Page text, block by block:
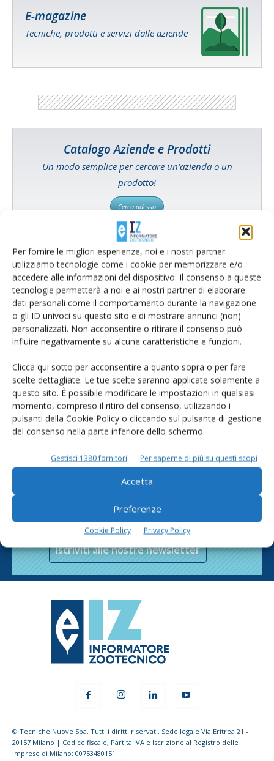
Per fornire le migliori esperienze, noi e i nostri partner
utilizziamo tecnologie come i cookie per memorizzare e/o
accedere alle informazioni del dispositivo. Il consenso a queste
tecnologie permetterà a noi e ai nostri partner di elaborare
dati personali come il comportamento durante la navigazione
o gli ID univoci su questo sito e di mostrare annunci (non)
personalizzati. Non acconsentire o ritirare il consenso può
influire negativamente su alcune caratteristiche e funzioni.
Clicca qui sotto per acconsentire a quanto sopra o per fare
scelte dettagliate. Le tue scelte saranno applicate solamente a
questo sito. È possibile modificare le impostazioni in qualsiasi
momento, compreso il ritiro del consenso, utilizzando i
pulsanti della Cookie Policy o cliccando sul pulsante di gestione
del consenso nella parte inferiore dello schermo.
Gestisci 1380 fornitori Per saperne di più su questi scopi
Accetta
Preferenze
Cookie Policy Privacy Policy
E-magazine
Tecniche, prodotti e servizi dalle aziende
Catalogo Aziende e Prodotti
Un modo semplice per cercare un'azienda o un
prodotto!
Cerca adesso
L'Esperto risponde
I consigli di Terra e Vita agli agricoltori
Cerca adesso
Rimani aggiornato sul mondo
dell’agricoltura
Iscriviti alle nostre newsletter
© Tecniche Nuove Spa. Tutti i diritti riservati. Sede legale Via Eritrea 21 -
20157 Milano | Codice fiscale, Partita IVA e Iscrizione al Registro delle
imprese di Milano: 00753480151